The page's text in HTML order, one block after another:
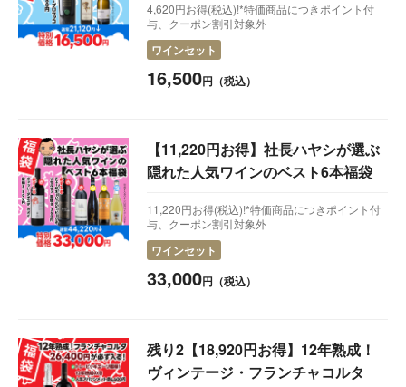
4,620円お得(税込)!*特価商品につきポイント付
与、クーポン割引対象外
ワインセット
16,500円（税込）
【11,220円お得】社長ハヤシが選ぶ
隠れた人気ワインのベスト6本福袋
11,220円お得(税込)!*特価商品につきポイント付
与、クーポン割引対象外
ワインセット
33,000円（税込）
残り2【18,920円お得】12年熟成！
ヴィンテージ・フランチャコルタ